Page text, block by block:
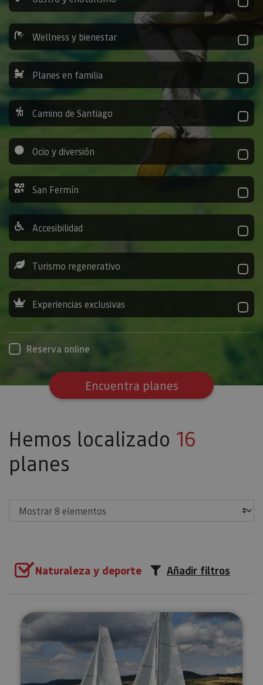
Wellness y bienestar
Planes en familia
Camino de Santiago
Ocio y diversión
San Fermín
Accesibilidad
Turismo regenerativo
Experiencias exclusivas
Reserva online
Encuentra planes
Hemos localizado 16
planes
Naturaleza y deporte Añadir filtros
Paseos en barco de vela